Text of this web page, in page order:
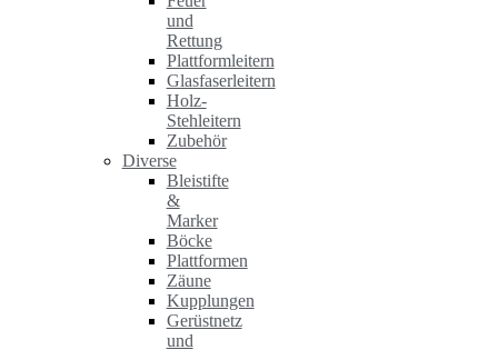
und
Rettung
Plattformleitern
Glasfaserleitern
Holz-
Stehleitern
Zubehör
Diverse
Bleistifte
&
Marker
Böcke
Plattformen
Zäune
Kupplungen
Gerüstnetz
und